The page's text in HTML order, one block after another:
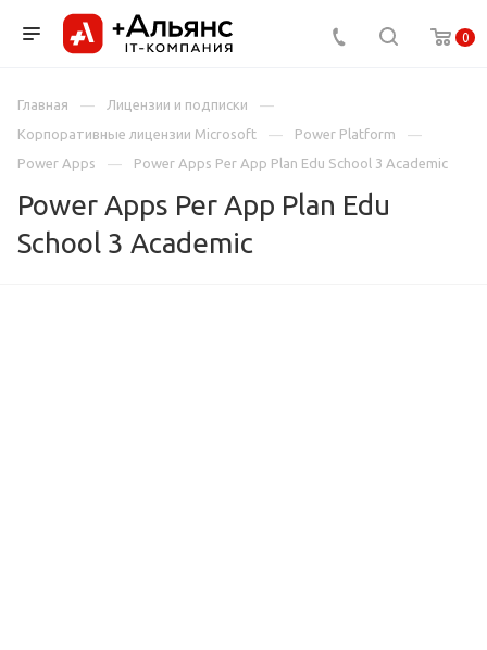
0
Главная
Лицензии и подписки
Корпоративные лицензии Microsoft
Power Platform
Power Apps
Power Apps Per App Plan Edu School 3 Academic
Power Apps Per App Plan Edu
School 3 Academic